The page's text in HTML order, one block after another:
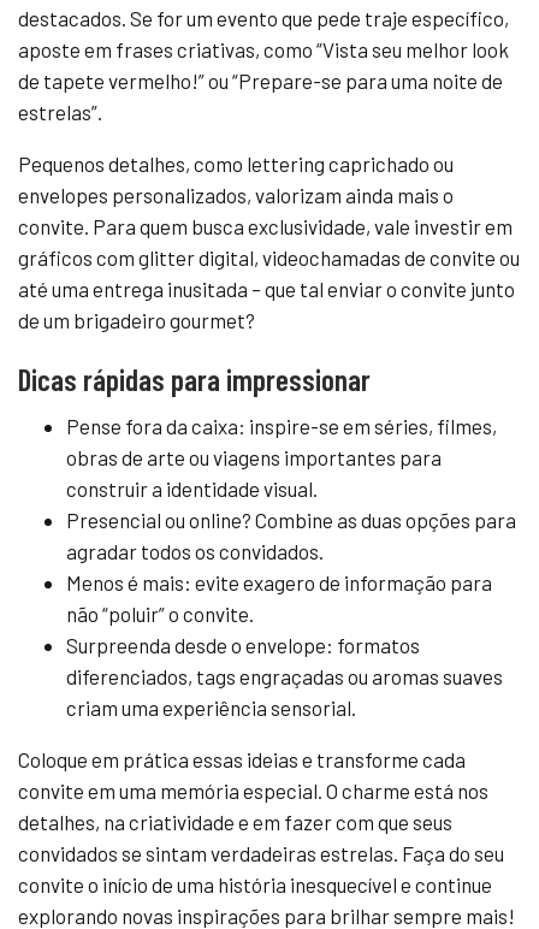
destacados. Se for um evento que pede traje específico,
aposte em frases criativas, como “Vista seu melhor look
de tapete vermelho!” ou “Prepare-se para uma noite de
estrelas”.
Pequenos detalhes, como lettering caprichado ou
envelopes personalizados, valorizam ainda mais o
convite. Para quem busca exclusividade, vale investir em
gráficos com glitter digital, videochamadas de convite ou
até uma entrega inusitada – que tal enviar o convite junto
de um brigadeiro gourmet?
Dicas rápidas para impressionar
Pense fora da caixa: inspire-se em séries, filmes,
obras de arte ou viagens importantes para
construir a identidade visual.
Presencial ou online? Combine as duas opções para
agradar todos os convidados.
Menos é mais: evite exagero de informação para
não “poluir” o convite.
Surpreenda desde o envelope: formatos
diferenciados, tags engraçadas ou aromas suaves
criam uma experiência sensorial.
Coloque em prática essas ideias e transforme cada
convite em uma memória especial. O charme está nos
detalhes, na criatividade e em fazer com que seus
convidados se sintam verdadeiras estrelas. Faça do seu
convite o início de uma história inesquecível e continue
explorando novas inspirações para brilhar sempre mais!